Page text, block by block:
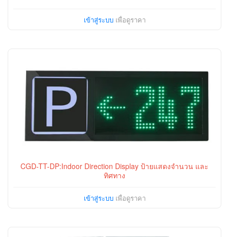
เข้าสู่ระบบเพื่อดูราคา
CGD-TT-DP:Indoor Direction Display ป้ายแสดงจำนวน และ
ทิศทาง
เข้าสู่ระบบเพื่อดูราคา